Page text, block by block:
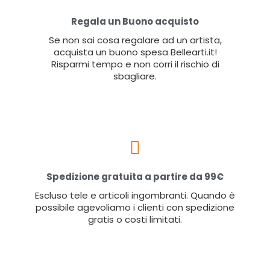
Regala un Buono acquisto
Se non sai cosa regalare ad un artista,
acquista un buono spesa Bellearti.it!
Risparmi tempo e non corri il rischio di
sbagliare.
Spedizione gratuita a partire da 99€
Escluso tele e articoli ingombranti. Quando è
possibile agevoliamo i clienti con spedizione
gratis o costi limitati.